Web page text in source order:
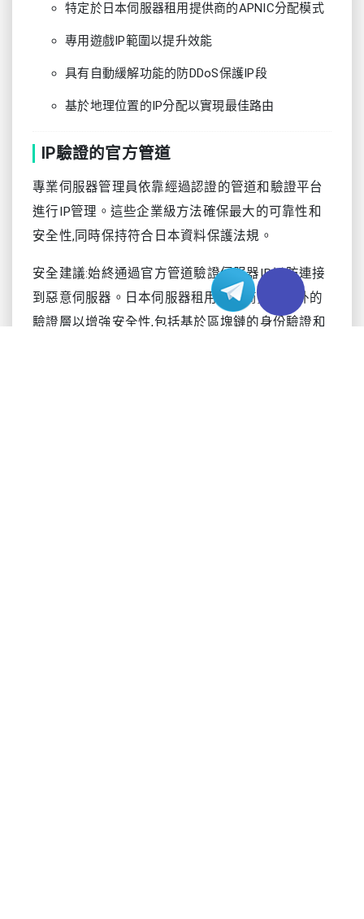
特定於日本伺服器租用提供商的APNIC分配模式
專用遊戲IP範圍以提升效能
具有自動緩解功能的防DDoS保護IP段
基於地理位置的IP分配以實現最佳路由
IP驗證的官方管道
專業伺服器管理員依靠經過認證的管道和驗證平台
進行IP管理。這些企業級方法確保最大的可靠性和
安全性,同時保持符合日本資料保護法規。
安全建議:始終通過官方管道驗證伺服器IP,以防連接
到惡意伺服器。日本伺服器租用提供商實施額外的
驗證層以增強安全性,包括基於區塊鏈的身份驗證和